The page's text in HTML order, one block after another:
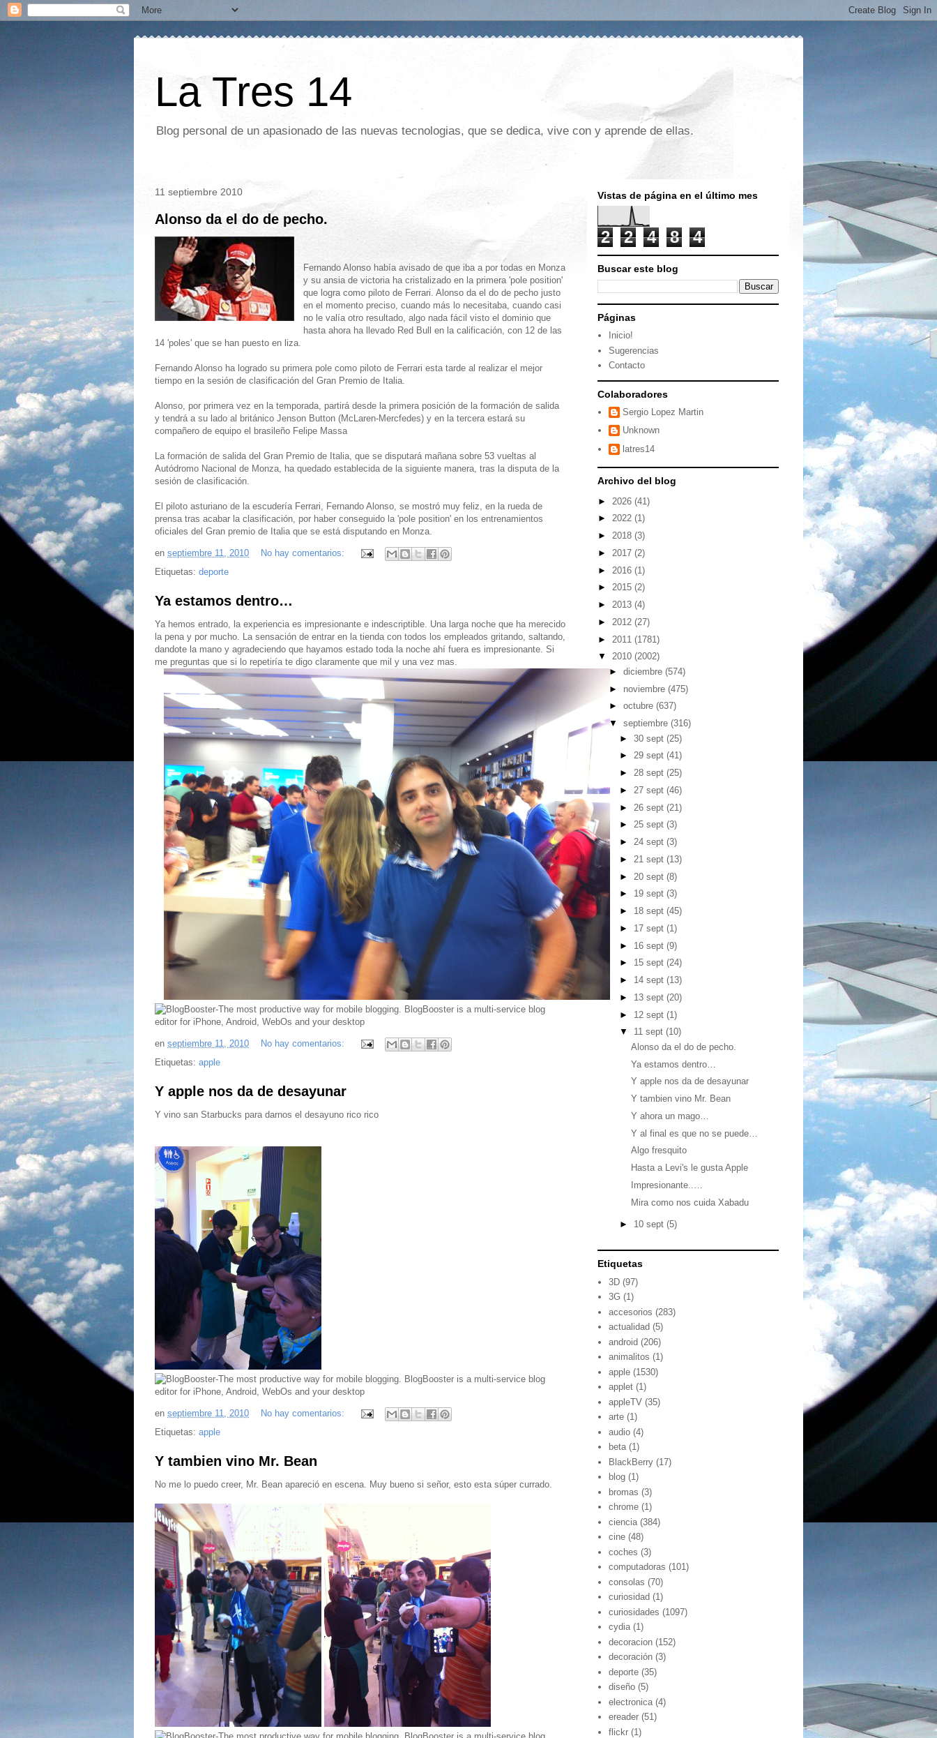
La Tres 14
Blog personal de un apasionado de las nuevas tecnologias, que se dedica, vive con y aprende de ellas.
11 septiembre 2010
Alonso da el do de pecho.
Fernando Alonso había avisado de que iba a por todas en Monza
y su ansia de victoria ha cristalizado en la primera 'pole position'
que logra como piloto de Ferrari. Alonso da el do de pecho justo
en el momento preciso, cuando más lo necesitaba, cuando casi
no le valía otro resultado, algo nada fácil visto el dominio que
hasta ahora ha llevado Red Bull en la calificación, con 12 de las
14 'poles' que se han puesto en liza.
Fernando Alonso ha logrado su primera pole como piloto de Ferrari esta tarde al realizar el mejor
tiempo en la sesión de clasificación del Gran Premio de Italia.
Alonso, por primera vez en la temporada, partirá desde la primera posición de la formación de salida
y tendrá a su lado al británico Jenson Button (McLaren-Mercfedes) y en la tercera estará su
compañero de equipo el brasileño Felipe Massa
La formación de salida del Gran Premio de Italia, que se disputará mañana sobre 53 vueltas al
Autódromo Nacional de Monza, ha quedado establecida de la siguiente manera, tras la disputa de la
sesión de clasificación.
El piloto asturiano de la escudería Ferrari, Fernando Alonso, se mostró muy feliz, en la rueda de
prensa tras acabar la clasificación, por haber conseguido la 'pole position' en los entrenamientos
oficiales del Gran premio de Italia que se está disputando en Monza.
en septiembre 11, 2010
No hay comentarios:
Etiquetas: deporte
Ya estamos dentro…
Ya hemos entrado, la experiencia es impresionante e indescriptible. Una larga noche que ha merecido
la pena y por mucho. La sensación de entrar en la tienda con todos los empleados gritando, saltando,
dandote la mano y agradeciendo que hayamos estado toda la noche ahí fuera es impresionante. Si
me preguntas que si lo repetiría te digo claramente que mil y una vez mas.
en septiembre 11, 2010
No hay comentarios:
Etiquetas: apple
Y apple nos da de desayunar
Y vino san Starbucks para darnos el desayuno rico rico
en septiembre 11, 2010
No hay comentarios:
Etiquetas: apple
Y tambien vino Mr. Bean
No me lo puedo creer, Mr. Bean apareció en escena. Muy bueno si señor, esto esta súper currado.
Vistas de página en el último mes
2 2 4 8 4
Buscar este blog
Páginas
Inicio!
Sugerencias
Contacto
Colaboradores
Sergio Lopez Martin
Unknown
latres14
Archivo del blog
► 2026 (41)
► 2022 (1)
► 2018 (3)
► 2017 (2)
► 2016 (1)
► 2015 (2)
► 2013 (4)
► 2012 (27)
► 2011 (1781)
▼ 2010 (2002)
► diciembre (574)
► noviembre (475)
► octubre (637)
▼ septiembre (316)
►30 sept(25)
►29 sept(41)
►28 sept(25)
► 27 sept(46)
► 26 sept(21)
►25 sept(3)
►24 sept(3)
► 21 sept(13)
► 20 sept(8)
► 19 sept(3)
► 18 sept(45)
► 17 sept(1)
► 16 sept(9)
► 15 sept(24)
► 14 sept(13)
► 13 sept(20)
► 12 sept(1)
▼ 11 sept(10)
Alonso da el do de pecho.
Ya estamos dentro…
Y apple nos da de desayunar
Y tambien vino Mr. Bean
Y ahora un mago…
Y al final es que no se puede…
Algo fresquito
Hasta a Levi's le gusta Apple
Impresionante..…
Mira como nos cuida Xabadu
► 10 sept(5)
Etiquetas
3D (97)
3G (1)
accesorios (283)
actualidad (5)
android (206)
animalitos (1)
apple (1530)
applet (1)
appleTV (35)
arte (1)
audio (4)
beta (1)
BlackBerry (17)
blog (1)
bromas (3)
chrome (1)
ciencia (384)
cine (48)
coches (3)
computadoras (101)
consolas (70)
curiosidad (1)
curiosidades (1097)
cydia (1)
decoracion (152)
decoración (3)
deporte (35)
diseño (5)
electronica (4)
ereader (51)
flickr (1)